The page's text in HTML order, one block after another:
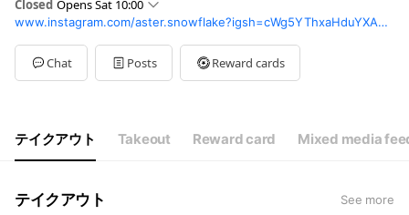
Closed Opens Sat 10:00
SunClosed
Mon10:00 - 16:00
Tue10:00 - 16:00
Wed10:00 - 16:00
10:00 - 16:00
8月を除く月１回不定期営業
www.instagram.com/aster.snowflake?igsh=cWg5YThxaHduYXA5&utm_source=qr
Chat Posts Reward cards
テイクアウト Takeout Reward card Mixed media
テイクアウト See more